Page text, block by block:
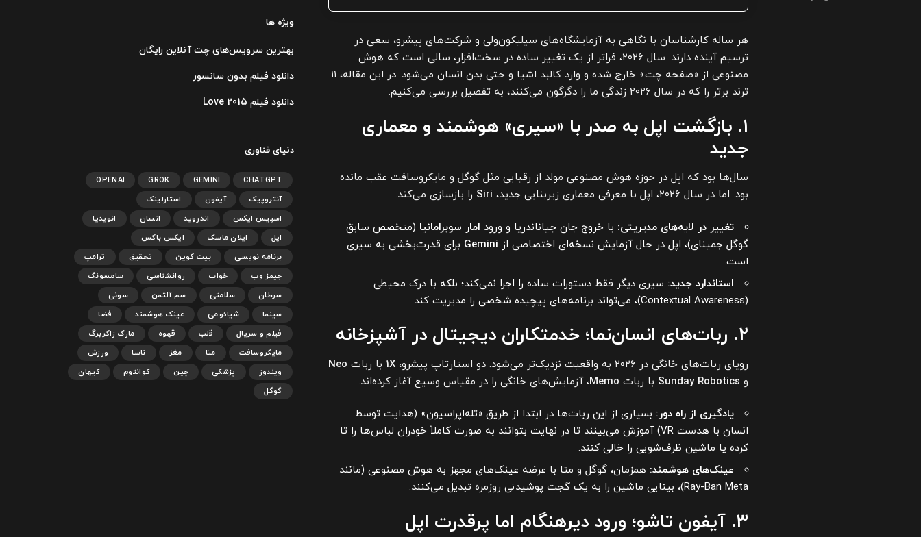
هر ساله کارشناسان با نگاهی به آزمایشگاه‌های سیلیکون‌ولی و شرکت‌های پیشرو، سعی در
ترسیم آینده دارند. سال ۲۰۲۶، فراتر از یک تغییر ساده در سخت‌افزار، سالی است که هوش
مصنوعی از «صفحه چت» خارج شده و وارد کالبد اشیا و حتی بدن انسان می‌شود. در این مقاله، ۱۱
ترند برتر را که در سال ۲۰۲۶ زندگی ما را دگرگون می‌کنند، به تفصیل بررسی می‌کنیم.
۱. بازگشت اپل به صدر با «سیری» هوشمند و معماری
جدید
سال‌ها بود که اپل در حوزه هوش مصنوعی مولد از رقبایی مثل گوگل و مایکروسافت عقب مانده
بود. اما در سال ۲۰۲۶، اپل با معرفی معماری زیربنایی جدید،
Siri را بازسازی می‌کند.
تغییر در لایه‌های مدیریتی: با خروج جان جیاناندریا و ورود امار سوبرامانیا (متخصص سابق
گوگل جمینای)، اپل در حال آزمایش نسخه‌ای اختصاصی از Gemini برای قدرت‌بخشی به سیری
است.
استاندارد جدید: سیری دیگر فقط دستورات ساده را اجرا نمی‌کند؛ بلکه با درک محیطی
(Contextual Awareness)، می‌تواند برنامه‌های پیچیده شخصی را مدیریت کند.
۲. ربات‌های انسان‌نما؛ خدمتکاران دیجیتال در آشپزخانه
رویای ربات‌های خانگی در ۲۰۲۶ به واقعیت نزدیک‌تر می‌شود. دو استارتاپ پیشرو، 1X با ربات Neo
و Sunday Robotics با ربات Memo، آزمایش‌های خانگی را در مقیاس وسیع آغاز کرده‌اند.
یادگیری از راه دور: بسیاری از این ربات‌ها در ابتدا از طریق «تله‌اپراسیون» (هدایت توسط
انسان با هدست VR) آموزش می‌بینند تا در نهایت بتوانند به صورت کاملاً خودران لباس‌ها را تا
کرده یا ماشین ظرف‌شویی را خالی کنند.
عینک‌های هوشمند: همزمان، گوگل و متا با عرضه عینک‌های مجهز به هوش مصنوعی (مانند
Ray-Ban Meta)، بینایی ماشین را به یک گجت پوشیدنی روزمره تبدیل می‌کنند.
۳. آیفون تاشو؛ ورود دیرهنگام اما پرقدرت اپل
ویژه ها
بهترین سرویس‌های چت آنلاین رایگان
دانلود فیلم بدون سانسور
دانلود فیلم Love 2015
دنیای فناوری
CHATGPT
GEMINI
GROK
OPENAI
آنتروپیک
آیفون
استارلینک
اسپیس ایکس
اندروید انسان
انویدیا
اپل
ایلان ماسک
ایکس باکس
برنامه نویسی
بیت کوین تحقیق
ترامپ
جیمز وب
خواب روانشناسی
سامسونگ
سرطان
سلامتی سم آلتمن
سونی
سینما
شیائومی عینک هوشمند
فضا
فیلم و سریال
قلب قهوه
مارک زاکربرگ
مایکروسافت
متا مغز ناسا
ورزش
ویندوز
پزشکی چین کوانتوم
کیهان
گوگل